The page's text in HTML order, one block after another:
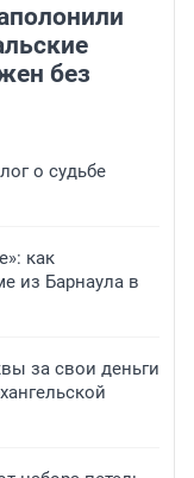
без
о судьбе
как
из Барнаула в
за свои деньги